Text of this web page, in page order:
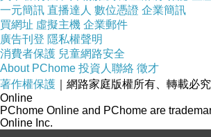
上一篇：瓊美卡隨想錄
下一篇：星星的時間
一元簡訊 直播達人 數位憑證 企業簡訊
買網址 虛擬主機 企業郵件
廣告刊登 隱私權聲明
消費者保護 兒童網路安全
About PChome 投資人聯絡 徵才
著作權保護 ｜網路家庭版權所有、轉載必究
Online
PChome Online and PChome are
Online Inc.